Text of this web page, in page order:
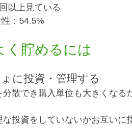
以上見ている
：54.5%
く貯めるには
に投資・管理する
散でき購入単位も大きくなる
投資をしていないかお互いに